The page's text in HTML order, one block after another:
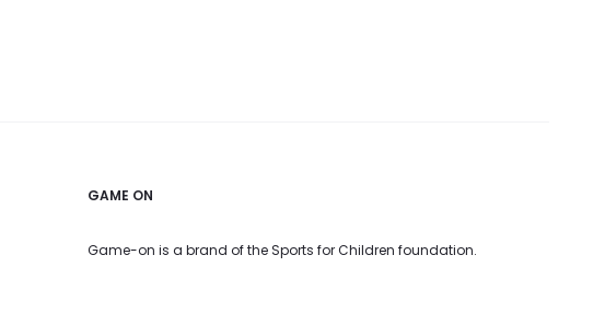
GAME ON
Game-on is a brand of the Sports for Children foundation.